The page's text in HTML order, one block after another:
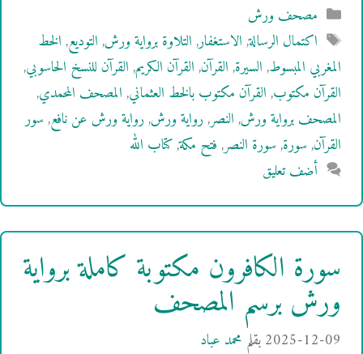
التصنيفات
مصحف ورش
الوسوم
اكتمال الرسالة,الاستغفار,التلاوة برواية ورش,التوديع,الخط
المغربي المبسوط,السيرة,القرآن,القرآن الكريم,القرآن للنسخ الحاسوبي,
القرآن مكتوب,القرآن مكتوب بالخط العثماني,المصحف المحمدي,
المصحف برواية ورش,النصر,رواية ورش,رواية ورش عن نافع,سور
القرآن,سورة,سورة النصر,فتح مكة,كتاب الله
أضف تعليق
سورة الكافرون مكتوبة كاملة برواية
ورش برسم المصحف
2025-12-09بقلم محمد عباد